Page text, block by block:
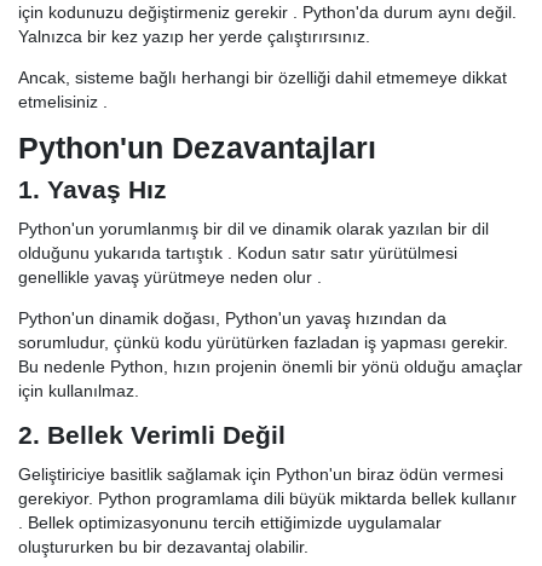
için kodunuzu değiştirmeniz gerekir . Python'da durum aynı değil.
Yalnızca bir kez yazıp her yerde çalıştırırsınız.
Ancak, sisteme bağlı herhangi bir özelliği dahil etmemeye dikkat
etmelisiniz .
Python'un Dezavantajları
1. Yavaş Hız
Python'un yorumlanmış bir dil ve dinamik olarak yazılan bir dil
olduğunu yukarıda tartıştık . Kodun satır satır yürütülmesi
genellikle yavaş yürütmeye neden olur .
Python'un dinamik doğası, Python'un yavaş hızından da
sorumludur, çünkü kodu yürütürken fazladan iş yapması gerekir.
Bu nedenle Python, hızın projenin önemli bir yönü olduğu amaçlar
için kullanılmaz.
2. Bellek Verimli Değil
Geliştiriciye basitlik sağlamak için Python'un biraz ödün vermesi
gerekiyor. Python programlama dili büyük miktarda bellek kullanır
. Bellek optimizasyonunu tercih ettiğimizde uygulamalar
oluştururken bu bir dezavantaj olabilir.